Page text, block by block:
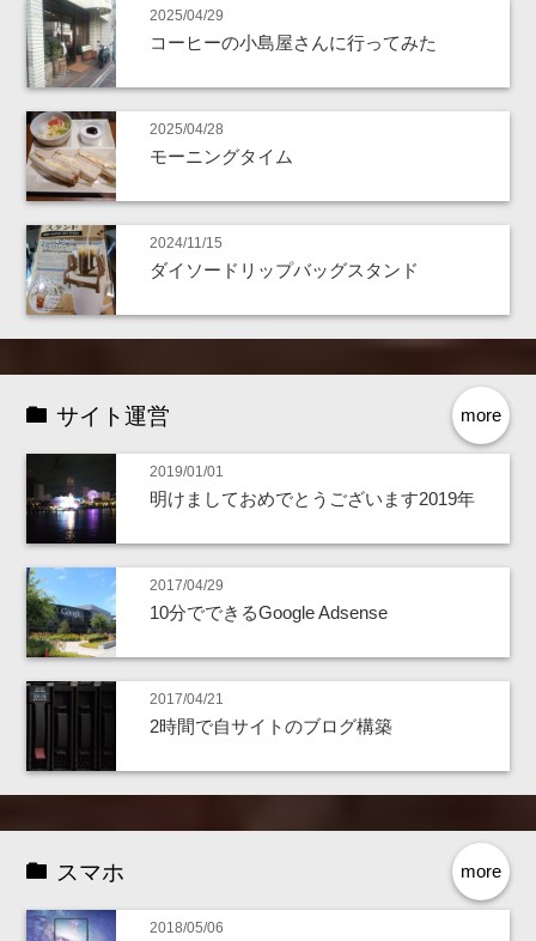
2025/04/29
コーヒーの小島屋さんに行ってみた
2025/04/28
モーニングタイム
2024/11/15
ダイソードリップバッグスタンド
more
サイト運営
2019/01/01
明けましておめでとうございます2019年
2017/04/29
10分でできるGoogle Adsense
2017/04/21
2時間で自サイトのブログ構築
more
スマホ
2018/05/06